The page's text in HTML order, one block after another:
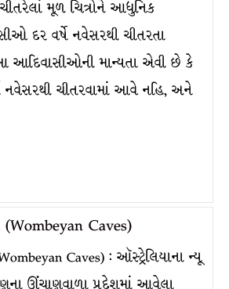
મૂળ ચિત્રોને આધુનિક
દર વર્ષે નવેસરથી ચીતરતા
આદિવાસીઓની માન્યતા એવી છે કે
નવેસરથી ચીતરવામાં આવે નહિ, અને
Caves)
Caves) : ઑસ્ટ્રેલિયાના ન્યૂ
ઊંચાણવાળા પ્રદેશમાં આવેલા